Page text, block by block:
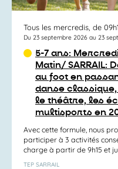
Tous les mercredis, de
Du 23 septembre 2026 au 23
5-7 ans:
Matin/ SARRAIL:
au foot en
danse
le théâtre, les
multisports en
Avec cette formule, nous
participer à 3 activités
charge à partir de 9h15 et
TEP SARRAIL